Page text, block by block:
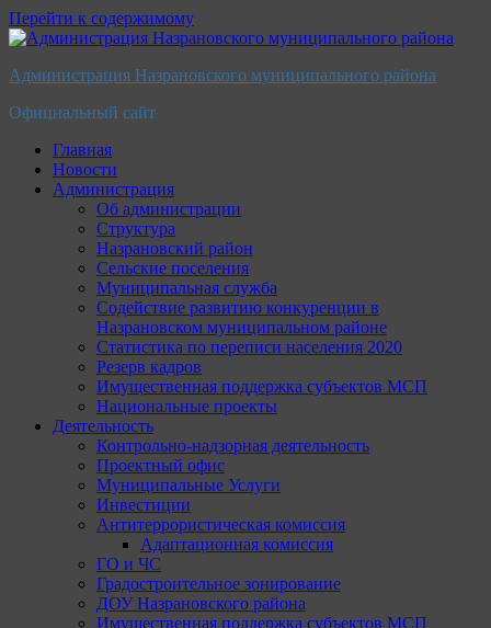
Перейти к содержимому
Администрация Назрановского муниципального района
Официальный сайт
Главная
Новости
Администрация
Об администрации
Структура
Назрановский район
Сельские поселения
Муниципальная служба
Содействие развитию конкуренции в
Назрановском муниципальном районе
Статистика по переписи населения 2020
Резерв кадров
Имущественная поддержка субъектов МСП
Национальные проекты
Деятельность
Контрольно-надзорная деятельность
Проектный офис
Муниципальные Услуги
Инвестиции
Антитеррористическая комиссия
Адаптационная комиссия
ГО и ЧС
Градостроительное зонирование
ДОУ Назрановского района
Имущественная поддержка субъектов МСП